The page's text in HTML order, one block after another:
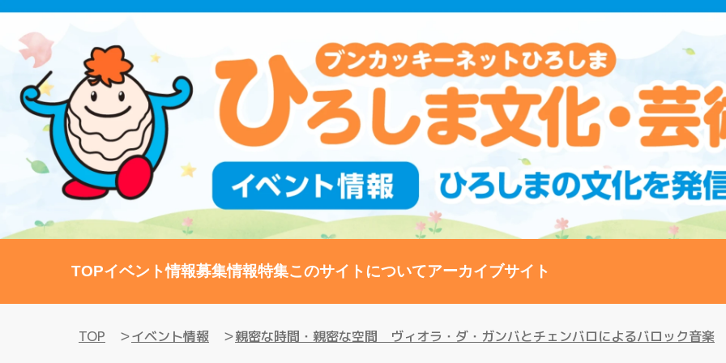
TOPイベント情報募集情報特集このサイトについてアーカイブサイト
TOP イベント情報 親密な時間・親密な空間 ヴィオラ・ダ・ガンバとチェンバロによるバロック音楽